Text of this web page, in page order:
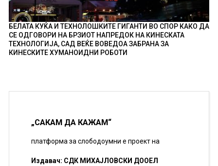
БЕЛАТА КУЌА И ТЕХНОЛОШКИТЕ ГИГАНТИ ВО СПОР КАКО ДА
СЕ ОДГОВОРИ НА БРЗИОТ НАПРЕДОК НА КИНЕСКАТА
ТЕХНОЛОГИЈА, САД ВЕЌЕ ВОВЕДОА ЗАБРАНА ЗА
КИНЕСКИТЕ ХУМАНОИДНИ РОБОТИ
„САКАМ ДА КАЖАМ“
платформа за слободоумни е проект на
Издавач: СДК МИХАЈЛОВСКИ ДООЕЛ